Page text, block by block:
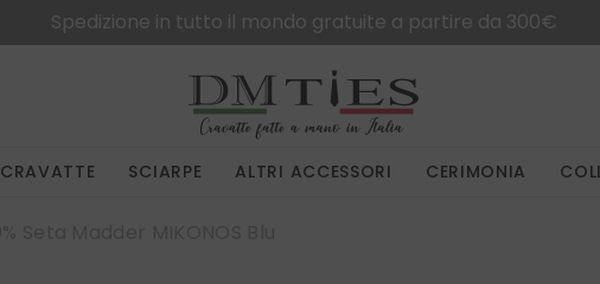
Spedizione in tutto il mondo gratuite a partire da 300€
CRAVATTE SCIARPE ALTRI ACCESSORI CERIMONIA